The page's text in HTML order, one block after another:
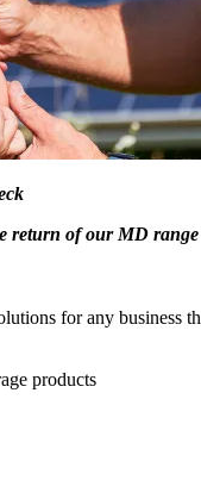
return of our MD
for any business
products